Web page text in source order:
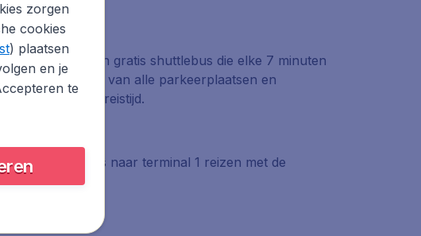
1 en 2 met een gratis shuttlebus die elke 7 minuten
gebruik maken van alle parkeerplaatsen en
met extra reistijd.
parkeerplaats naar terminal 1 reizen met de
zorgen
cookies
) plaatsen
en je
te